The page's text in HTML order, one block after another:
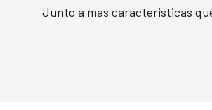
Junto a mas caracteristicas